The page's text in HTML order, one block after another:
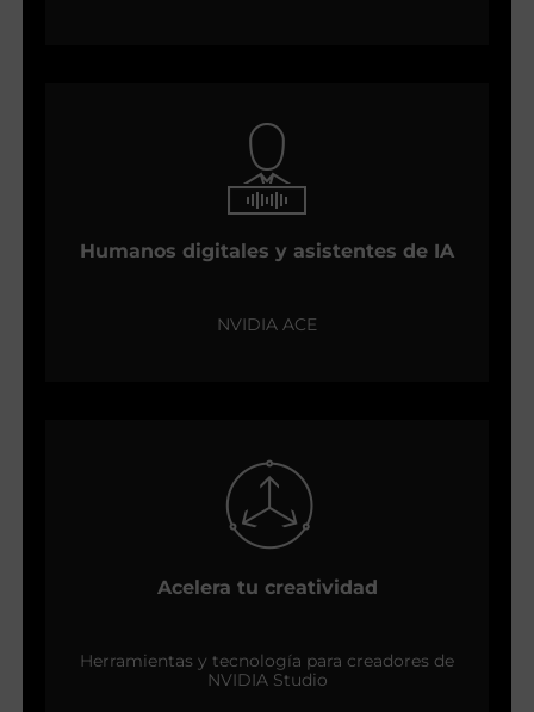
Humanos digitales y asistentes de IA
NVIDIA ACE
Acelera tu creatividad
Herramientas y tecnología para creadores de
NVIDIA Studio